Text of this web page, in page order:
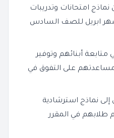
نماذج امتحانات وتدريبات
ابريل للصف السادس
متابعة أبنائهم وتوفير
على التفوق في
إلى نماذج استرشادية
طلابهم في المقرر